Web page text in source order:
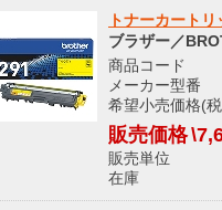
トナーカート
ブラザー／
商品コー
メーカー型
希望小売価格(
販売価格
販売単
在庫